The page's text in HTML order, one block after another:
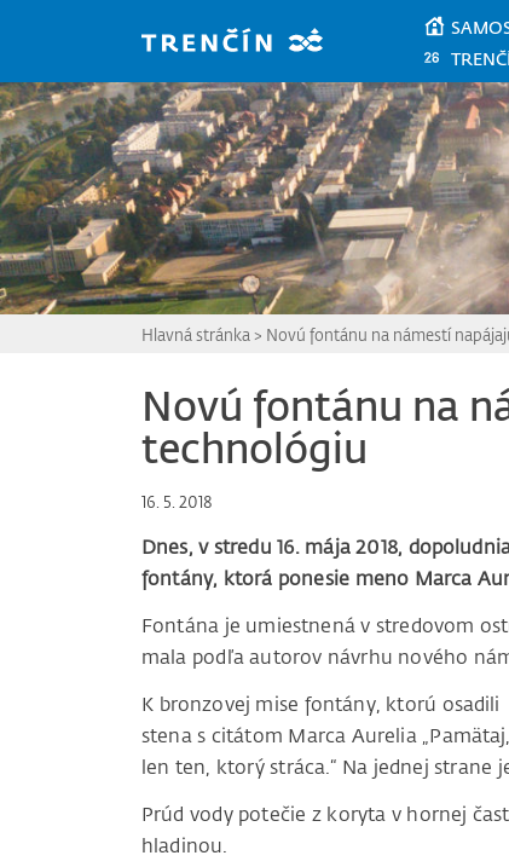
Hlavná stránka > Novú fontánu na námestí
Novú fontánu na
technológiu
16. 5. 2018
Dnes, v stredu 16. mája 2018,
fontány, ktorá ponesie meno Marca
Fontána je umiestnená v stredovom
mala podľa autorov návrhu nového
K bronzovej mise fontány, ktorú
stena s citátom Marca Aurelia
len ten, ktorý stráca.“ Na jednej strane
Prúd vody potečie z koryta v hornej
hladinou.